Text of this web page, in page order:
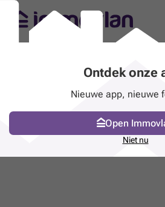
Ontdek onze
Nieuwe app, nieuwe
Open
Niet nu